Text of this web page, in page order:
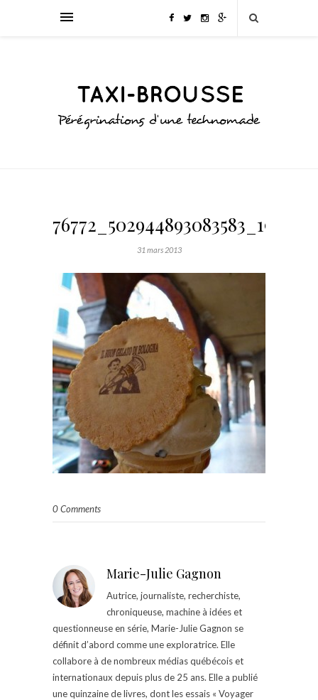
31 mars 2013
0 Comments
Marie-Julie Gagnon
Autrice, journaliste, recherchiste,
chroniqueuse, machine à idées et
questionneuse en série, Marie-Julie Gagnon se
définit d’abord comme une exploratrice. Elle
collabore à de nombreux médias québécois et
internationaux depuis plus de 25 ans. Elle a publié
une quinzaine de livres, dont les essais « Voyager